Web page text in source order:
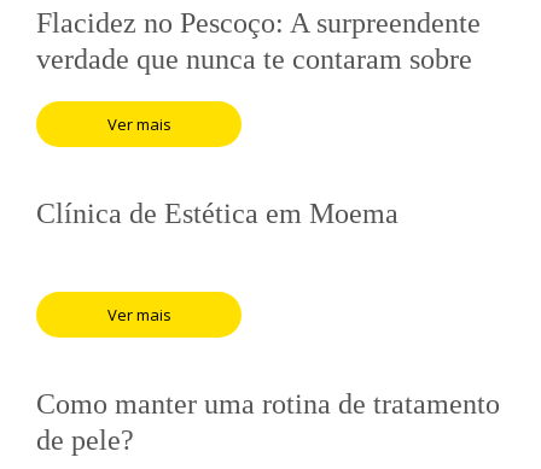
Flacidez no Pescoço: A surpreendente
verdade que nunca te contaram sobre
Ver mais
Clínica de Estética em Moema
Ver mais
Como manter uma rotina de tratamento
de pele?